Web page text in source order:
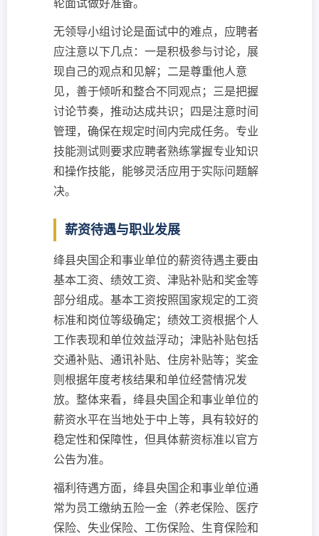
轮面试做好准备。
无领导小组讨论是面试中的难点，应聘者
应注意以下几点：一是积极参与讨论，展
现自己的观点和见解；二是尊重他人意
见，善于倾听和整合不同观点；三是把握
讨论节奏，推动达成共识；四是注意时间
管理，确保在规定时间内完成任务。专业
技能测试则要求应聘者熟练掌握专业知识
和操作技能，能够灵活应用于实际问题解
决。
薪资待遇与职业发展
绛县央国企和事业单位的薪资待遇主要由
基本工资、绩效工资、津贴补贴和奖金等
部分组成。基本工资按照国家规定的工资
标准和岗位等级确定；绩效工资根据个人
工作表现和单位效益浮动；津贴补贴包括
交通补贴、通讯补贴、住房补贴等；奖金
则根据年度考核结果和单位经营情况发
放。整体来看，绛县央国企和事业单位的
薪资水平在当地处于中上等，具有较好的
稳定性和保障性，但具体薪资标准以官方
公告为准。
福利待遇方面，绛县央国企和事业单位通
常为员工缴纳五险一金（养老保险、医疗
保险、失业保险、工伤保险、生育保险和